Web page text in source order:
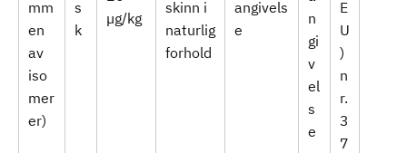
mm
en
av
iso
mer
er)
s
k
µg/kg
skinn i
naturlig
forhold
angivels
e
n
gi
v
el
s
e
E
U
)
n
r.
3
7